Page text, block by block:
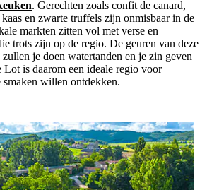
. Gerechten zoals confit de canard,
en zwarte truffels zijn onmisbaar in de
markten zitten vol met verse en
trots zijn op de regio. De geuren van deze
je doen watertanden en je zin geven
Lot is daarom een ideale regio voor
willen ontdekken.
in Lot